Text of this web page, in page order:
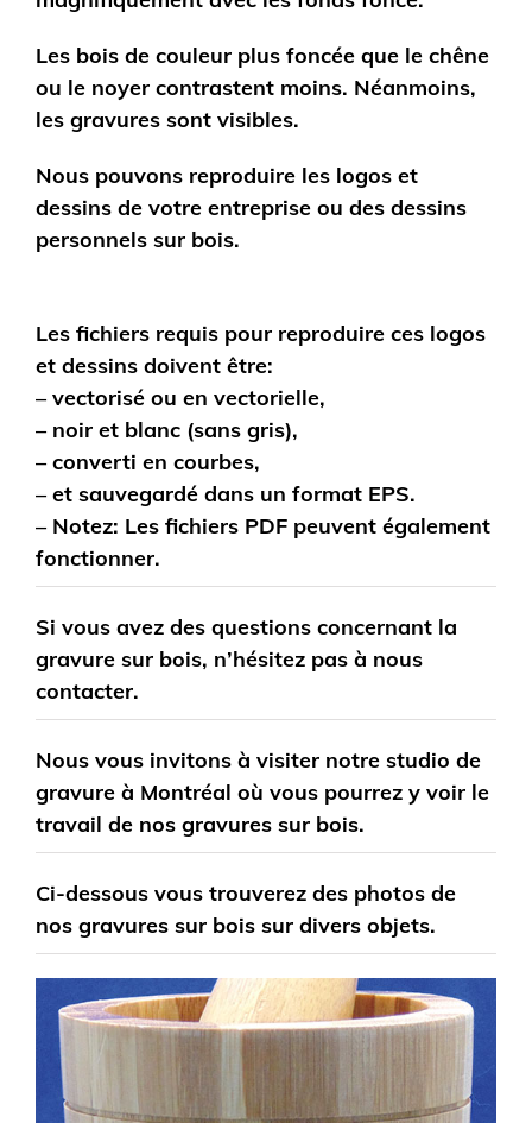
Les bois de couleur plus foncée que le chêne
ou le noyer contrastent moins. Néanmoins,
les gravures sont visibles.
Nous pouvons reproduire les logos et
dessins de votre entreprise ou des dessins
personnels sur bois.
Les fichiers requis pour reproduire ces logos
et dessins doivent être:
– vectorisé ou en vectorielle,
– noir et blanc (sans gris),
– converti en courbes,
– et sauvegardé dans un format EPS.
– Notez: Les fichiers PDF peuvent également
fonctionner.
Si vous avez des questions concernant la
gravure sur bois, n’hésitez pas à nous
contacter.
Nous vous invitons à visiter notre studio de
gravure à Montréal où vous pourrez y voir le
travail de nos gravures sur bois.
Ci-dessous vous trouverez des photos de
nos gravures sur bois sur divers objets.